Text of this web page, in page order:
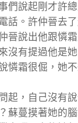
說起剛才許總
話。許仲晉去
晉說出他跟憐
沒有提過他是
憐霜很倔，她
，自己沒有說
蘇蔓摸著她的